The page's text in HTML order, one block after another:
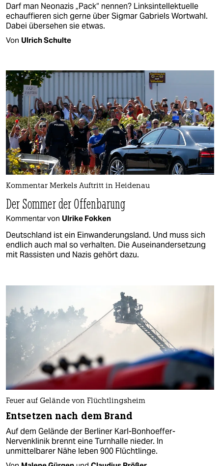
Darf man Neonazis „Pack“ nennen? Linksintellektuelle
echauffieren sich gerne über Sigmar Gabriels Wortwahl.
Dabei übersehen sie etwas.
Von Ulrich Schulte
Kommentar Merkels Auftritt in Heidenau
Der Sommer der Offenbarung
Kommentar von Ulrike Fokken
Deutschland ist ein Einwanderungsland. Und muss sich
endlich auch mal so verhalten. Die Auseinandersetzung
mit Rassisten und Nazis gehört dazu.
Feuer auf Gelände von Flüchtlingsheim
Entsetzen nach dem Brand
Auf dem Gelände der Berliner Karl-Bonhoeffer-
Nervenklinik brennt eine Turnhalle nieder. In
unmittelbarer Nähe leben 900 Flüchtlinge.